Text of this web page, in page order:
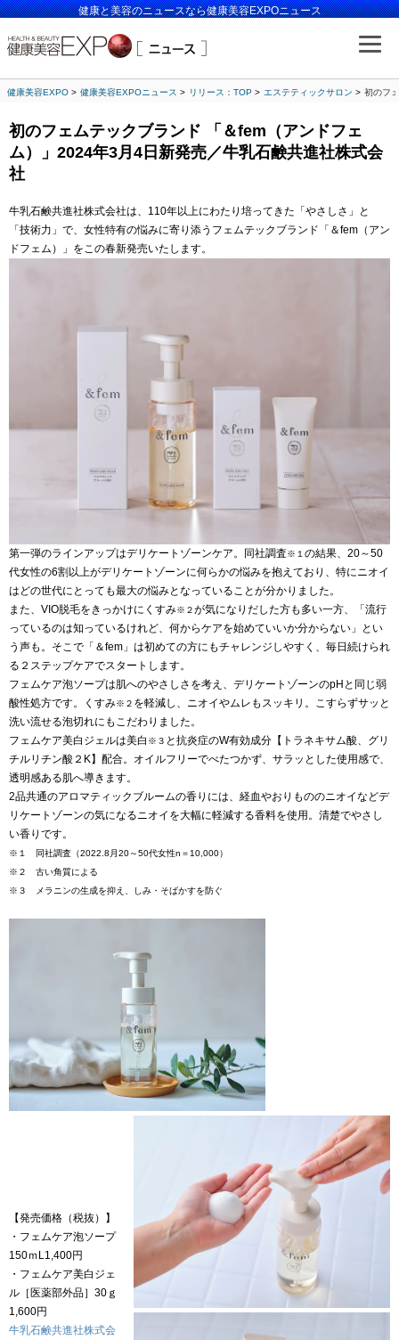
健康と美容のニュースなら健康美容EXPOニュース
健康美容EXPO 健康美容EXPOニュース リリース：TOP エステティックサロン 初のフ
初のフェムテックブランド 「＆fem（アンドフェ
ム）」2024年3月4日新発売／牛乳石鹸共進社株式会
社
牛乳石鹸共進社株式会社は、110年以上にわたり培ってきた「やさしさ」と
「技術力」で、女性特有の悩みに寄り添うフェムテックブランド「＆fem（アン
ドフェム）」をこの春新発売いたします。
第一弾のラインアップはデリケートゾーンケア。同社調査※１ の結果、20～50
代女性の6割以上がデリケートゾーンに何らかの悩みを抱えており、特にニオイ
はどの世代にとっても最大の悩みとなっていることが分かりました。
また、VIO脱毛をきっかけにくすみ※２が気になりだした方も多い一方、「流行
っているのは知っているけれど、何からケアを始めていいか分からない」とい
う声も。そこで「＆fem」は初めての方にもチャレンジしやすく、毎日続けられ
る２ステップケアでスタートします。
フェムケア泡ソープは肌へのやさしさを考え、デリケートゾーンのpHと同じ弱
酸性処方です。くすみ※２ を軽減し、ニオイやムレもスッキリ。こすらずサッと
洗い流せる泡切れにもこだわりました。
フェムケア美白ジェルは美白 ※３ と抗炎症のW有効成分【トラネキサム酸、グリ
チルリチン酸２K】配合。オイルフリーでべたつかず、サラッとした使用感で、
透明感ある肌へ導きます。
2品共通のアロマティックブルームの香りには、経血やおりもののニオイなどデ
リケートゾーンの気になるニオイを大幅に軽減する香料を使用。清楚でやさし
い香りです。
※１ 同社調査（2022.8月20～50代女性n＝10,000）
※２ 古い角質による
※３ メラニンの生成を抑え、しみ・そばかすを防ぐ
【発売価格（税抜）】
・フェムケア泡ソープ
150ｍL1,400円
・フェムケア美白ジェ
ル［医薬部外品］30ｇ
1,600円
牛乳石鹸共進社株式会